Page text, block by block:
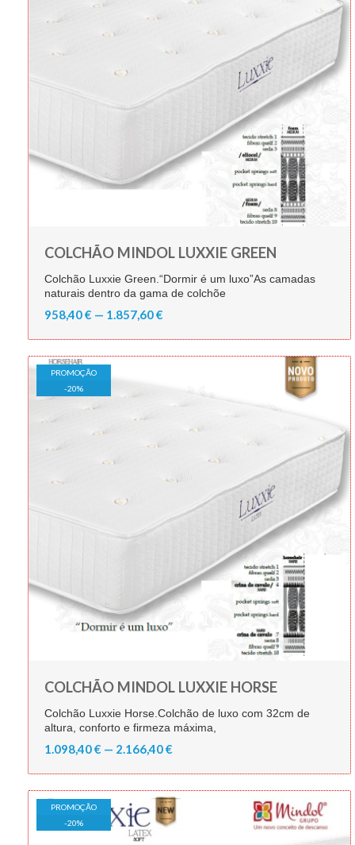
COLCHÃO MINDOL LUXXIE GREEN
Colchão Luxxie Green.“Dormir é um luxo”As camadas
naturais dentro da gama de colchõe
958,40 € — 1.857,60 €
PROMOÇÃO
-20%
COLCHÃO MINDOL LUXXIE HORSE
Colchão Luxxie Horse.Colchão de luxo com 32cm de
altura, conforto e firmeza máxima,
1.098,40 € — 2.166,40 €
PROMOÇÃO
-20%